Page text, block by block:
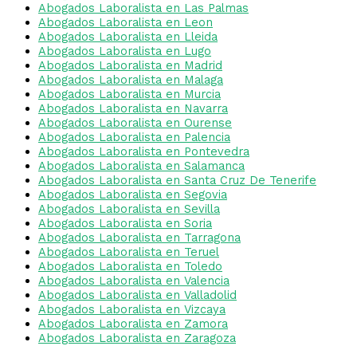
Abogados Laboralista en Las Palmas
Abogados Laboralista en Leon
Abogados Laboralista en Lleida
Abogados Laboralista en Lugo
Abogados Laboralista en Madrid
Abogados Laboralista en Malaga
Abogados Laboralista en Murcia
Abogados Laboralista en Navarra
Abogados Laboralista en Ourense
Abogados Laboralista en Palencia
Abogados Laboralista en Pontevedra
Abogados Laboralista en Salamanca
Abogados Laboralista en Santa Cruz De Tenerife
Abogados Laboralista en Segovia
Abogados Laboralista en Sevilla
Abogados Laboralista en Soria
Abogados Laboralista en Tarragona
Abogados Laboralista en Teruel
Abogados Laboralista en Toledo
Abogados Laboralista en Valencia
Abogados Laboralista en Valladolid
Abogados Laboralista en Vizcaya
Abogados Laboralista en Zamora
Abogados Laboralista en Zaragoza